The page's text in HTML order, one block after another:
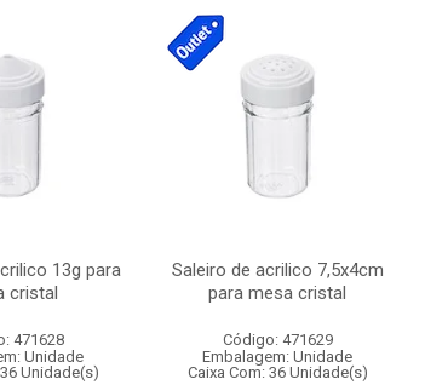
13g para
cristal
471628
Unidade
Unidade(s)
Saleiro de acrilico 7,5x4cm
para mesa cristal
Código: 471629
Embalagem: Unidade
Caixa Com: 36 Unidade(s)